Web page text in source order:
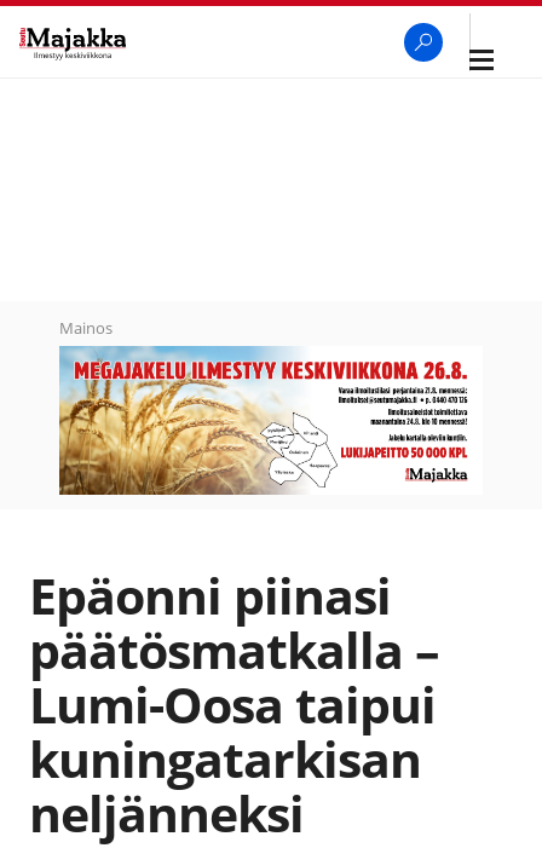
Avaa
Mainos
Epäonni piinasi
päätösmatkalla –
Lumi-Oosa taipui
kuningatarkisan
neljänneksi